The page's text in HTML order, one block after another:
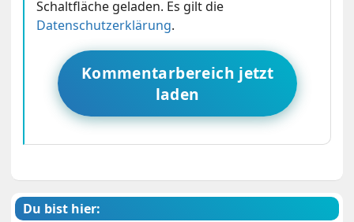
Schaltfläche geladen. Es gilt die
Datenschutzerklärung.
Kommentarbereich jetzt
laden
Du bist hier: